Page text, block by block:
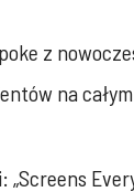
z
na
„Screens